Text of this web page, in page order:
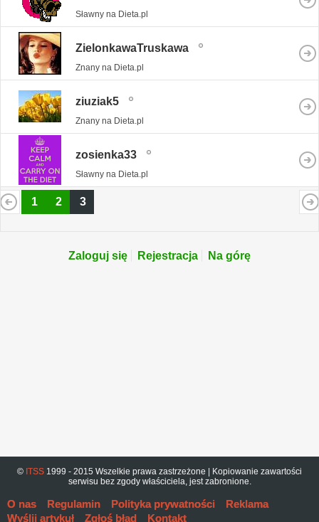
Sławny na Dieta.pl
ZielonkawaTruskawa
Znany na Dieta.pl
ziuziak5
Znany na Dieta.pl
zosienka33
Sławny na Dieta.pl
1 2 3
Zaloguj się Rejestracja Na górę
© ITSS 1999 - 2015 Wszelkie prawa zastrzeżone | Kopiowanie zawartości
serwisu bez zgody właściciela, jest zabronione.
O nas Regulamin Polityka prywatności
Reklama
Wyślij artykuł
Zgłoś błąd Kontakt